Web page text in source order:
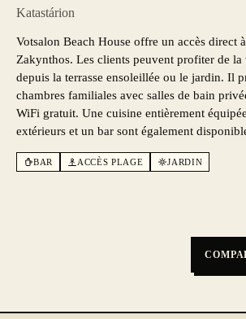
Katastárion
Votsalon Beach House offre un accès direct
Zakynthos. Les clients peuvent profiter de la
depuis la terrasse ensoleillée ou le jardin. Il
chambres familiales avec salles de bain
WiFi gratuit. Une cuisine entièrement
extérieurs et un bar sont également
BAR ACCÈS PLAGE
JARDIN